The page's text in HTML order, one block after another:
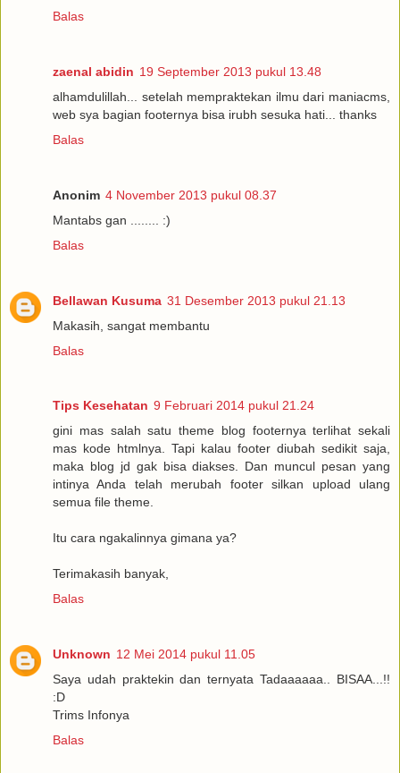
Balas
zaenal abidin 19 September 2013 pukul 13.48
alhamdulillah... setelah mempraktekan ilmu dari maniacms,
web sya bagian footernya bisa irubh sesuka hati... thanks
Balas
Anonim 4 November 2013 pukul 08.37
Mantabs gan ........ :)
Balas
Bellawan Kusuma 31 Desember 2013 pukul 21.13
Makasih, sangat membantu
Balas
Tips Kesehatan 9 Februari 2014 pukul 21.24
gini mas salah satu theme blog footernya terlihat sekali
mas kode htmlnya. Tapi kalau footer diubah sedikit saja,
maka blog jd gak bisa diakses. Dan muncul pesan yang
intinya Anda telah merubah footer silkan upload ulang
semua file theme.
Itu cara ngakalinnya gimana ya?
Terimakasih banyak,
Balas
Unknown 12 Mei 2014 pukul 11.05
Saya udah praktekin dan ternyata Tadaaaaaa.. BISAA...!!
:D
Trims Infonya
Balas